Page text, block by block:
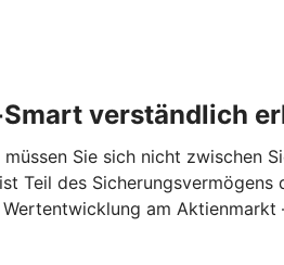
verständlich
Sie sich nicht zwischen
Teil des
am